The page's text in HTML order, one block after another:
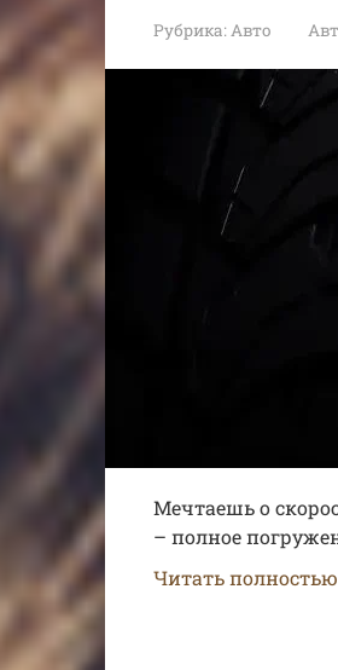
Рубрика:Авто
Мечтаешь о
– полное
Читать полностью